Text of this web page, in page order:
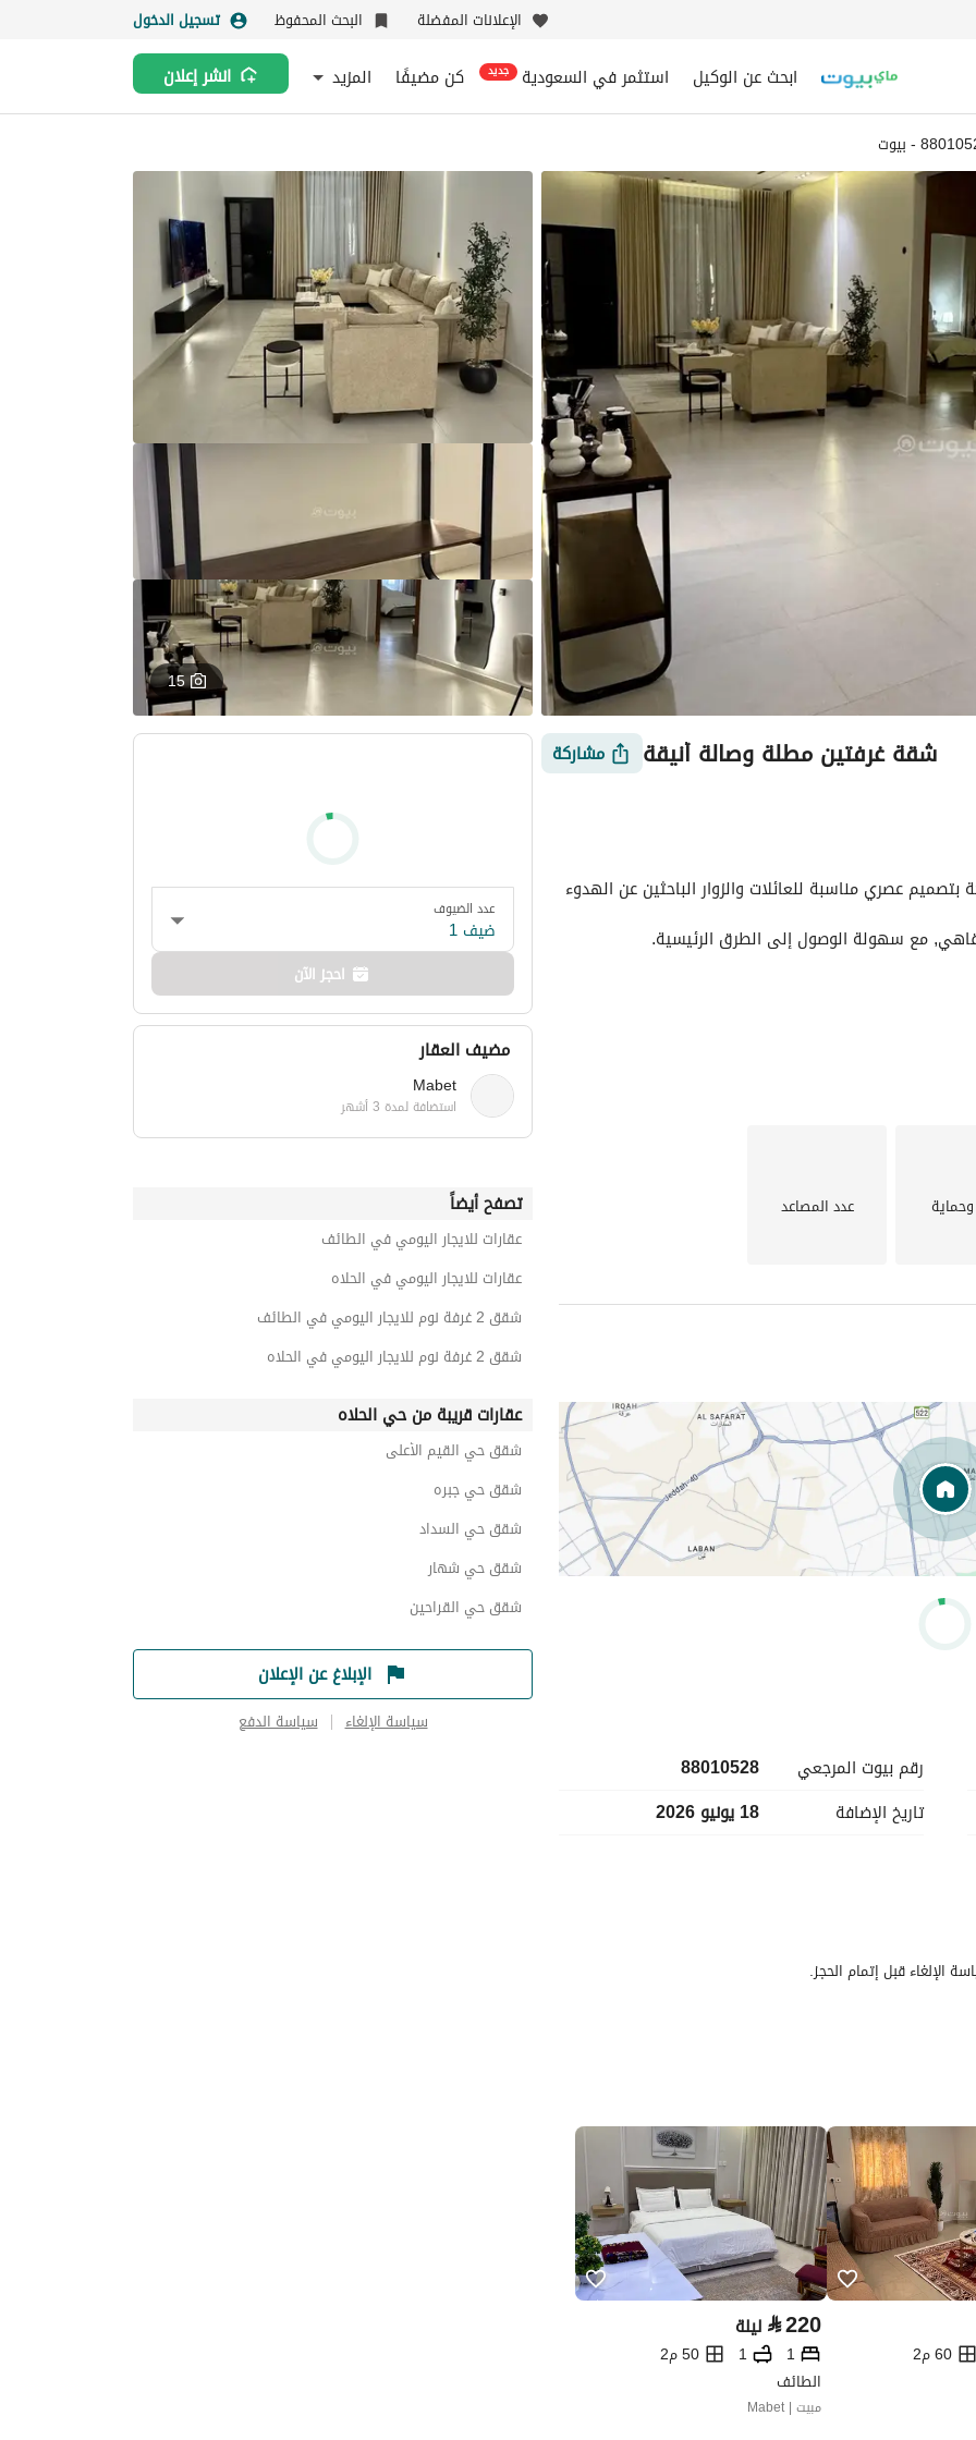
الإعلانات المفضلة البحث المحفوظ تسجيل الدخول
ابحث عن الوكيل استثمر في السعودية جديد كن مضيفًا المزيد انشر إعلان
- بيوت
15
شقة غرفتين مطلة وصالة أنيقة
مشاركة
أمور يجب معرفتها
مع سهولة الوصول إلى الطرق الرئيسية.
عدد المصاعد
رقم بيوت المرجعي
88010528
تاريخ الإضافة
18 يونيو 2026
الإلغاء قبل إتمام الحجز.
60 م2
⃁220 ليلة
1
1
50 م2
الطائف
مبيت | Mabet
عدد الضيوف
ضيف 1
احجز الآن
مضيف العقار
Mabet
استضافة لمدة 3 أشهر
تصفح أيضاً
عقارات للايجار اليومي في الطائف
عقارات للايجار اليومي في الحلاه
شقق 2 غرفة نوم للايجار اليومي في الطائف
شقق 2 غرفة نوم للايجار اليومي في الحلاه
عقارات قريبة من حي الحلاه
شقق حي القيم الأعلى
شقق حي جبره
شقق حي السداد
شقق حي شهار
شقق حي القراحين
الإبلاغ عن الإعلان
سياسة الإلغاء سياسة الدفع